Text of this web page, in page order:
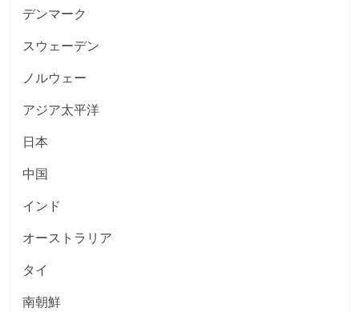
デンマーク
スウェーデン
ノルウェー
アジア太平洋
日本
中国
インド
オーストラリア
タイ
南朝鮮